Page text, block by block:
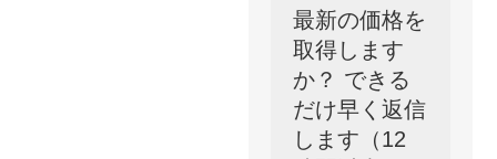
最新の価格を
取得します
か？ できる
だけ早く返信
します（12